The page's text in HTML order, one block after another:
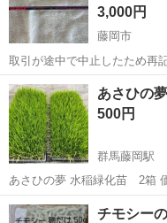
3,000円
藤岡市
取引が途中で中止したため再記載いたします
ロッド 型番:GAC60ML-2 2ピースロッド ・中古、袋などなし ・古いも
群馬 藤岡市 その他
あさひ
500円
群馬藤岡駅
あさひの夢 水稲緑化苗 2箱 価格は
いませんが、 箱はつきません
群馬 藤岡市 群馬藤
チモシー